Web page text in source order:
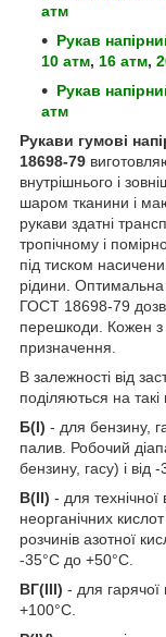
атм
Рукав
10 атм, 16 атм,
Рукав
атм
Рукави гумові
18698-79
внутрішнього і
шаром тканини і
рукави здатні
тропічному і
під тиском
рідини. Оптимальна
ГОСТ 18698-79
перешкоди. Кожен з
призначення.
В залежності від
поділяються на такі
Б(I) - для бензину,
палив. Робочий
бензину, гасу) і
В(II) - для
неорганічних
розчинів азотної
-35°С до +50°С.
ВГ(III) - для
+100°С.